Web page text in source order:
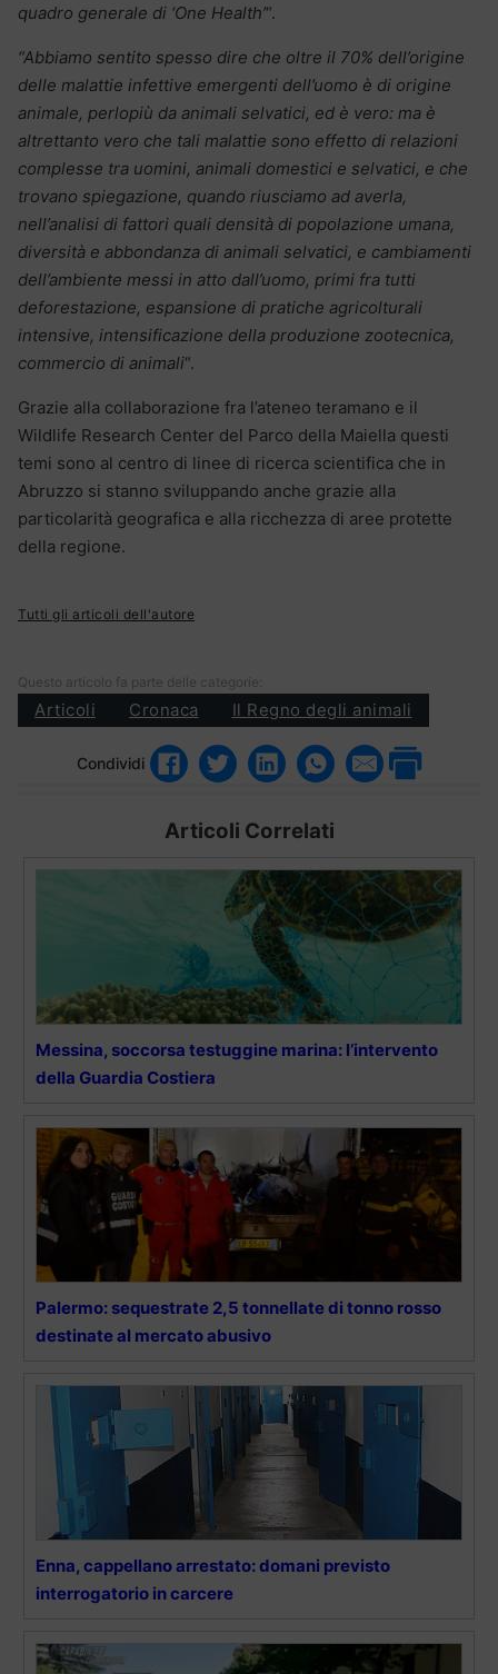
quadro generale di ‘One Health’“.
“Abbiamo sentito spesso dire che oltre il 70% dell’origine
delle malattie infettive emergenti dell’uomo è di origine
animale, perlopiù da animali selvatici, ed è vero: ma è
altrettanto vero che tali malattie sono effetto di relazioni
complesse tra uomini, animali domestici e selvatici, e che
trovano spiegazione, quando riusciamo ad averla,
nell’analisi di fattori quali densità di popolazione umana,
diversità e abbondanza di animali selvatici, e cambiamenti
dell’ambiente messi in atto dall’uomo, primi fra tutti
deforestazione, espansione di pratiche agricolturali
intensive, intensificazione della produzione zootecnica,
commercio di animali“.
Grazie alla collaborazione fra l’ateneo teramano e il
Wildlife Research Center del Parco della Maiella questi
temi sono al centro di linee di ricerca scientifica che in
Abruzzo si stanno sviluppando anche grazie alla
particolarità geografica e alla ricchezza di aree protette
della regione.
Tutti gli articoli dell'autore
Questo articolo fa parte delle categorie:
Articoli Cronaca Il Regno degli animali
Condividi
Articoli Correlati
Messina, soccorsa testuggine marina: l’intervento
della Guardia Costiera
Palermo: sequestrate 2,5 tonnellate di tonno rosso
destinate al mercato abusivo
Enna, cappellano arrestato: domani previsto
interrogatorio in carcere